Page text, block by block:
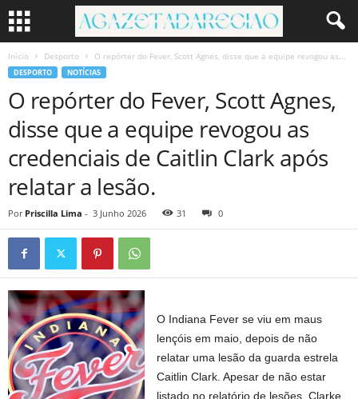
Início Desporto O repórter do Fever, Scott Agnes, disse que a equipe revogou as...
DESPORTO NOTÍCIAS
O repórter do Fever, Scott Agnes,
disse que a equipe revogou as
credenciais de Caitlin Clark após
relatar a lesão.
Por Priscilla Lima - 3 Junho 2026 31 0
O Indiana Fever se viu em maus
lençóis em maio, depois de não
relatar uma lesão da guarda estrela
Caitlin Clark. Apesar de não estar
listado no relatório de lesões, Clarke